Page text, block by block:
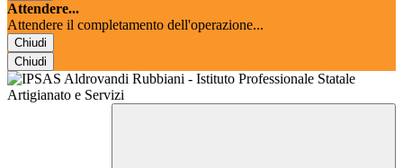
Attendere...
Attendere il completamento dell'operazione...
Chiudi
Chiudi